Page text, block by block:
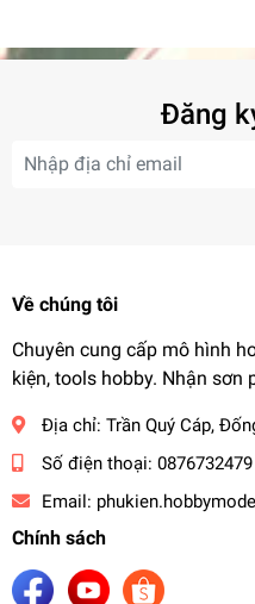
Đăng
Về chúng tôi
Chuyên cung cấp mô hình
kiện, tools hobby. Nhận sơn
Địa chỉ: Trần Quý Cáp,
Số điện thoại: 0876732479
Email:
Chính sách